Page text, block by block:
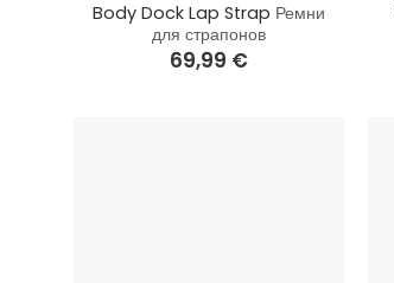
Body Dock Lap Strap Ремни
для страпонов
69,99 €